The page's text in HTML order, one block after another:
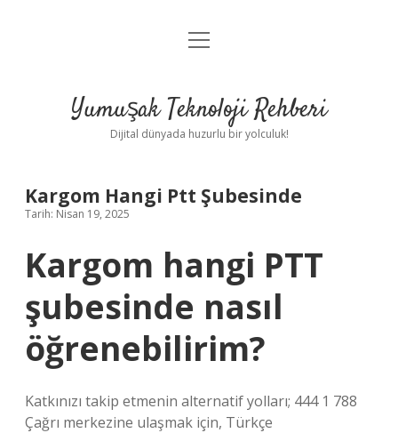
Anasayfa
Yasal Uyarı
menüyü
Yumuşak Teknoloji Rehberi
Dijital dünyada huzurlu bir yolculuk!
Kargom Hangi Ptt Şubesinde
Tarih: Nisan 19, 2025
Kargom hangi PTT
şubesinde nasıl
öğrenebilirim?
Katkınızı takip etmenin alternatif yolları; 444 1 788
Çağrı merkezine ulaşmak için, Türkçe